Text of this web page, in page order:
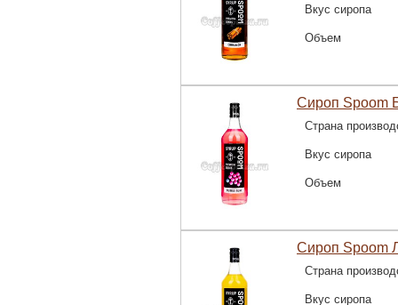
Вкус сиропа
Объем
Сироп Spoom
Страна
Вкус сиропа
Объем
Сироп Spoom
Страна
Вкус сиропа